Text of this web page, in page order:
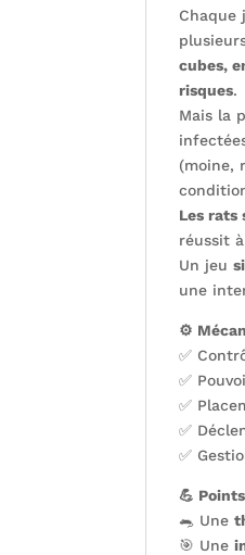
Chaque
cubes,
risques.
Mais la
(moine,
Les rats
réussit
Un jeu
une
⚙️
✅
✅
✅
✅
✅
💪
🐀 Une
🎯 Une